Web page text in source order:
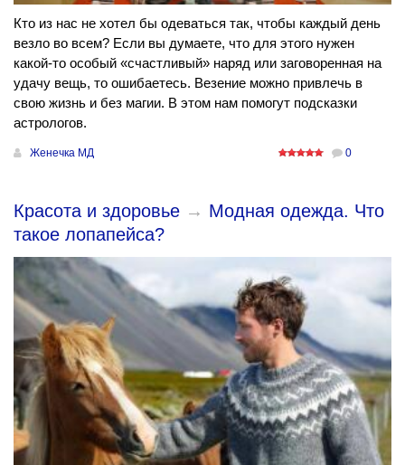
Кто из нас не хотел бы одеваться так, чтобы каждый день
везло во всем? Если вы думаете, что для этого нужен
какой-то особый «счастливый» наряд или заговоренная на
удачу вещь, то ошибаетесь. Везение можно привлечь в
свою жизнь и без магии. В этом нам помогут подсказки
астрологов.
Женечка МД 0
Красота и здоровье → Модная одежда. Что
такое лопапейса?